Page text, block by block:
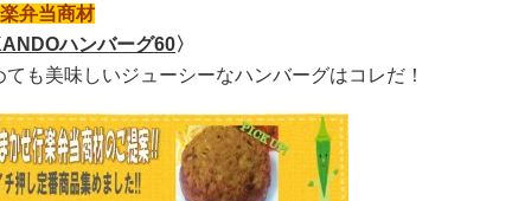
弁当商材
ハンバーグ60〉
ても美味しいジューシーなハンバーグはコレだ！